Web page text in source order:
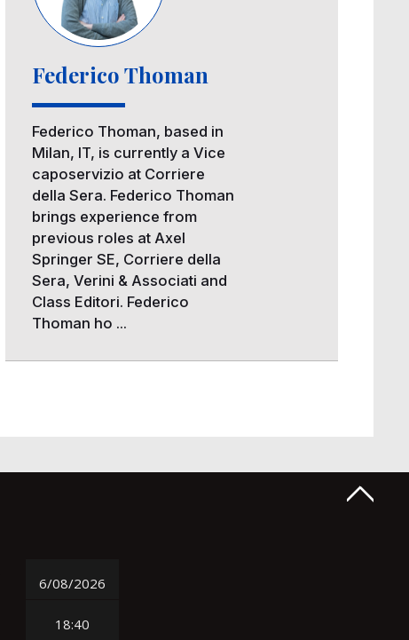
Federico Thoman
Federico Thoman, based in
Milan, IT, is currently a Vice
caposervizio at Corriere
della Sera. Federico Thoman
brings experience from
previous roles at Axel
Springer SE, Corriere della
Sera, Verini & Associati and
Class Editori. Federico
Thoman ho ...
6/08/2026
18:40